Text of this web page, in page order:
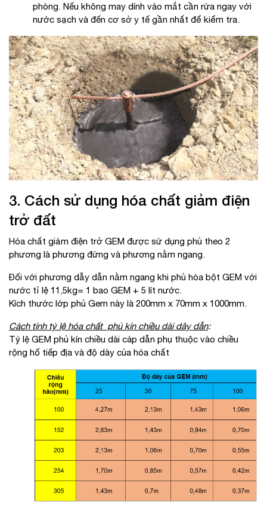
phòng. Nếu không may dính vào mắt cần rửa ngay với
nước sạch và đến cơ sở y tế gần nhất để kiểm tra.
3. Cách sử dụng hóa chất giảm điện
trở đất
Hóa chất giảm điện trở GEM được sử dụng phủ theo 2
phương là phương đứng và phương nằm ngang.
Đối với phương dẫy dẫn nằm ngang khi phủ hòa bột GEM với
nước tỉ lệ 11,5kg= 1 bao GEM + 5 lít nước.
Kích thước lớp phủ Gem này là 200mm x 70mm x 1000mm.
Cách tính tỷ lệ hóa chất phủ kín chiều dài dây dẫn:
Tỷ lệ GEM phủ kín chiều dài cáp dẫn phụ thuộc vào chiều
rộng hố tiếp địa và độ dày của hóa chất